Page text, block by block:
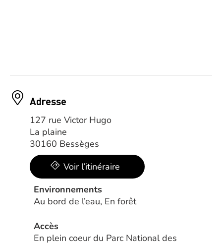
Adresse
127 rue Victor Hugo
La plaine
30160 Bessèges
Voir l’itinéraire
Environnements
Au bord de l’eau, En forêt
Accès
En plein coeur du Parc National des